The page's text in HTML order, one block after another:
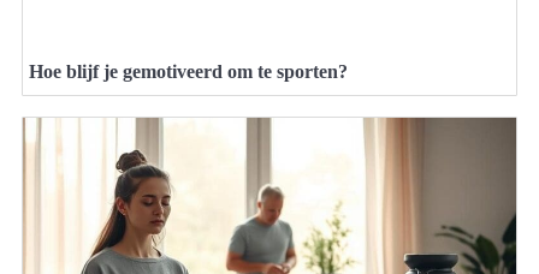
Hoe blijf je gemotiveerd om te sporten?